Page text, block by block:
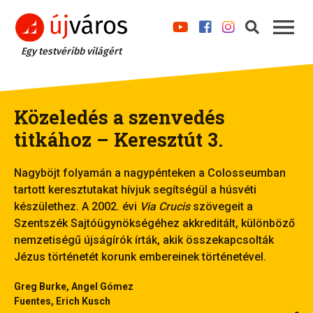
Egy testvéribb világért
Közeledés a szenvedés
titkához – Keresztút 3.
Nagyböjt folyamán a nagypénteken a Colosseumban
tartott keresztutakat hívjuk segítségül a húsvéti
készülethez. A 2002. évi Via Crucisszövegeit a
Szentszék Sajtóügynökségéhez akkreditált, különböző
nemzetiségű újságírók írták, akik összekapcsolták
Jézus történetét korunk embereinek történetével.
Greg Burke, Angel Gómez
Fuentes, Erich Kusch